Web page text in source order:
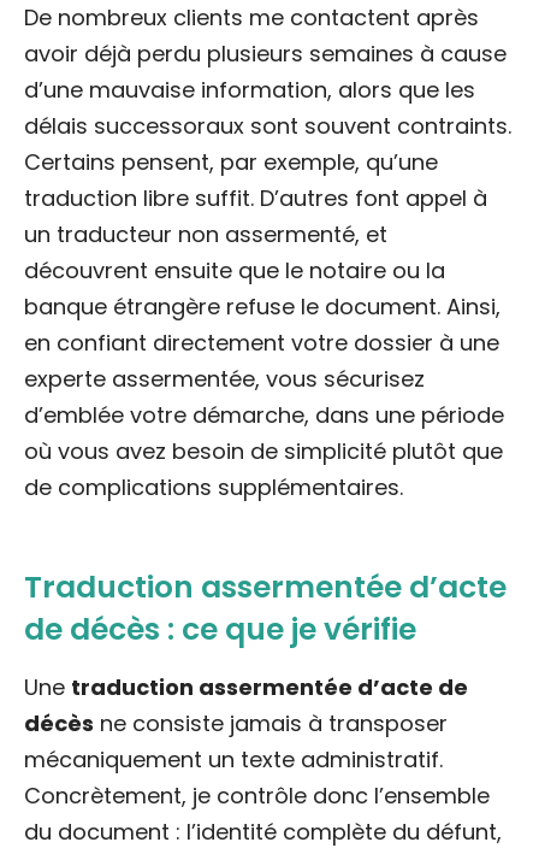
De nombreux clients me contactent après
avoir déjà perdu plusieurs semaines à cause
d’une mauvaise information, alors que les
délais successoraux sont souvent contraints.
Certains pensent, par exemple, qu’une
traduction libre suffit. D’autres font appel à
un traducteur non assermenté, et
découvrent ensuite que le notaire ou la
banque étrangère refuse le document. Ainsi,
en confiant directement votre dossier à une
experte assermentée, vous sécurisez
d’emblée votre démarche, dans une période
où vous avez besoin de simplicité plutôt que
de complications supplémentaires.
Traduction assermentée d’acte
de décès : ce que je vérifie
Une traduction assermentée d’acte de
décès ne consiste jamais à transposer
mécaniquement un texte administratif.
Concrètement, je contrôle donc l’ensemble
du document : l’identité complète du défunt,